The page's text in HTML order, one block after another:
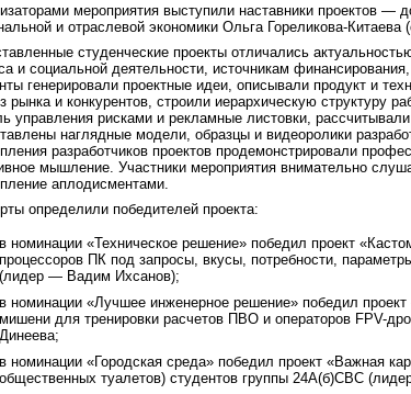
мероприятия выступили наставники проектов —
и отраслевой экономики Ольга Гореликова-Китаева
студенческие проекты отличались
и социальной деятельности, источникам
генерировали проектные идеи, описывали продукт и
рынка и конкурентов, строили иерархическую структуру
управления рисками и рекламные листовки,
наглядные модели, образцы и видеоролики
разработчиков проектов продемонстрировали
мышление. Участники мероприятия внимательно
аплодисментами.
определили победителей проекта:
в номинации «Техническое решение» победил проект
процессоров ПК под запросы, вкусы, потребности,
(лидер — Вадим Ихсанов);
в номинации «Лучшее инженерное решение» победил
мишени для тренировки расчетов ПВО и операторов FPV-
Динеева;
в номинации «Городская среда» победил проект «Важная
общественных туалетов) студентов группы 24А(б)СВС